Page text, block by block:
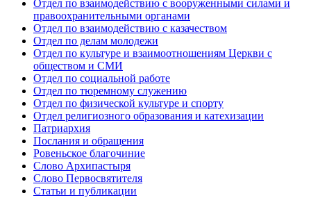
Отдел по взаимодействию с вооруженными силами и
правоохранительными органами
Отдел по взаимодействию с казачеством
Отдел по делам молодежи
Отдел по культуре и взаимоотношениям Церкви с
обществом и СМИ
Отдел по социальной работе
Отдел по тюремному служению
Отдел по физической культуре и спорту
Отдел религиозного образования и катехизации
Патриархия
Послания и обращения
Ровеньское благочиние
Слово Архипастыря
Слово Первосвятителя
Статьи и публикации